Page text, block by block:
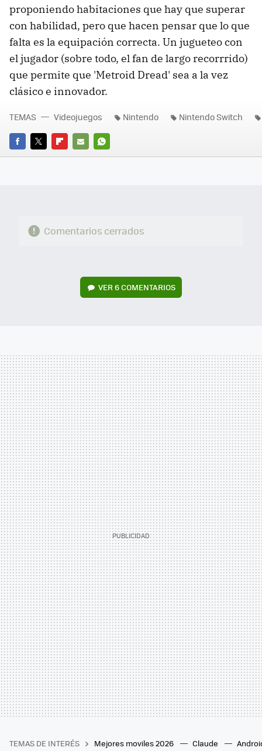
proponiendo habitaciones que hay que superar
con habilidad, pero que hacen pensar que lo que
falta es la equipación correcta. Un jugueteo con
el jugador (sobre todo, el fan de largo recorrrido)
que permite que 'Metroid Dread' sea a la vez
clásico e innovador.
FACEBOOK
TWITTERFLIPBOARD
E-
WHATSAPP
TEMAS Videojuegos Nintendo Nintendo Switch
Comentarios cerrados
VER6 COMENTARIOS
TEMAS DE INTERÉS Mejores moviles 2026 Claude